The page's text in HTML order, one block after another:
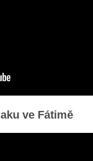
ve Fátimě